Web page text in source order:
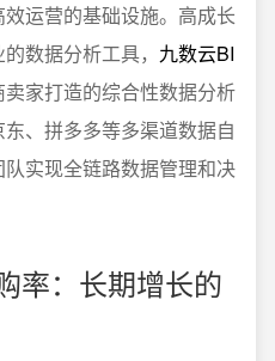
运营的基础设施。高成长
数据分析工具， 九数云BI
家打造的综合性数据分析
、拼多多等多渠道数据自
实现全链路数据管理和决
率：长期增长的